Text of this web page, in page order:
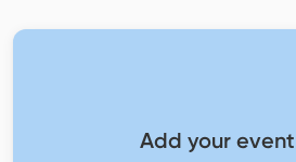
Add your